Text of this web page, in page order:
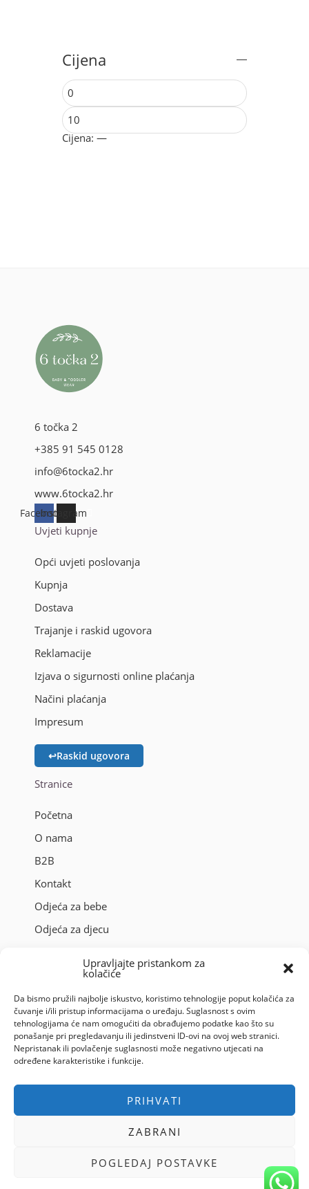
Upravljajte pristankom za
kolačiće
Da bismo pružili najbolje iskustvo, koristimo tehnologije poput kolačića za
čuvanje i/ili pristup informacijama o uređaju. Suglasnost s ovim
tehnologijama će nam omogućiti da obrađujemo podatke kao što su
ponašanje pri pregledavanju ili jedinstveni ID-ovi na ovoj web stranici.
Nepristanak ili povlačenje suglasnosti može negativno utjecati na
određene karakteristike i funkcije.
PRIHVATI
ZABRANI
POGLEDAJ POSTAVKE
Cijena
Cijena:—
6 točka 2
+385 91 545 0128
info@6tocka2.hr
www.6tocka2.hr
FacebookInstagram
Uvjeti kupnje
Opći uvjeti poslovanja
Kupnja
Dostava
Trajanje i raskid ugovora
Reklamacije
Izjava o sigurnosti online plaćanja
Načini plaćanja
Impresum
↩Raskid ugovora
Stranice
Početna
O nama
B2B
Kontakt
Odjeća za bebe
Odjeća za djecu
Zadnji brojevi
Sigurno online plaćanje
© 2023 – All Right reserved – 6točka2 !
Pravila privatnosti